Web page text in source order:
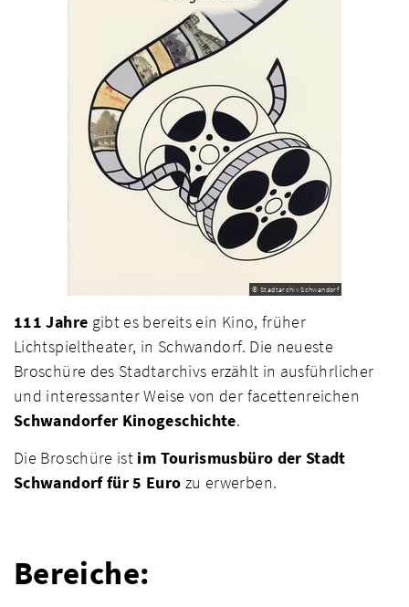
© Stadtarchiv Schwandorf
111 Jahre gibt es bereits ein Kino, früher
Lichtspieltheater, in Schwandorf. Die neueste
Broschüre des Stadtarchivs erzählt in ausführlicher
und interessanter Weise von der facettenreichen
Schwandorfer Kinogeschichte.
Die Broschüre ist im Tourismusbüro der Stadt
Schwandorf für 5 Euro zu erwerben.
Bereiche: